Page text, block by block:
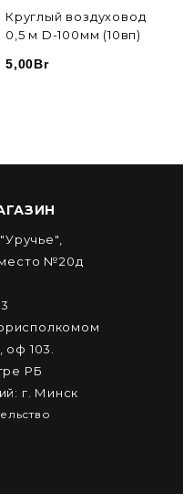
Круглый воздуховод
0,5 м D-100мм (10вп)
5,00Br
№20д
103.
РБ
г. Минск